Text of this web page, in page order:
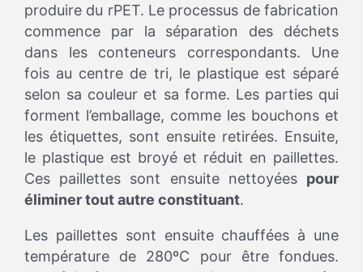
produire du rPET. Le processus de fabrication
commence par la séparation des déchets
dans les conteneurs correspondants. Une
fois au centre de tri, le plastique est séparé
selon sa couleur et sa forme. Les parties qui
forment l’emballage, comme les bouchons et
les étiquettes, sont ensuite retirées. Ensuite,
le plastique est broyé et réduit en paillettes.
Ces paillettes sont ensuite nettoyées pour
éliminer tout autre constituant.
Les paillettes sont ensuite chauffées à une
température de 280ºC pour être fondues.